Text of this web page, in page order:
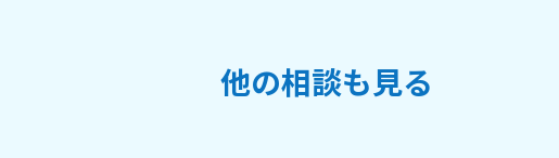
他の相談も見る